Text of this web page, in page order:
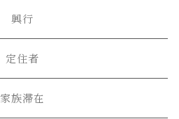
興行
定住者
家族滞在